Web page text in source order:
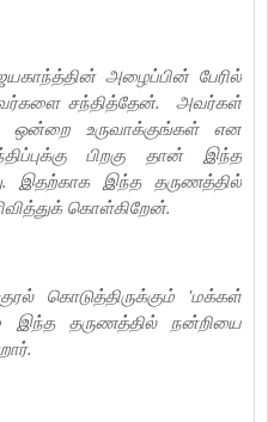
அழைப்பின் பேரில்
சந்தித்தேன். அவர்கள்
ஒன்றை உருவாக்குங்கள் என
பிறகு தான் இந்த
இதற்காக இந்த தருணத்தில்
கொள்கிறேன்.‌
கொடுத்திருக்கும் 'மக்கள்
இந்த தருணத்தில் நன்றியை